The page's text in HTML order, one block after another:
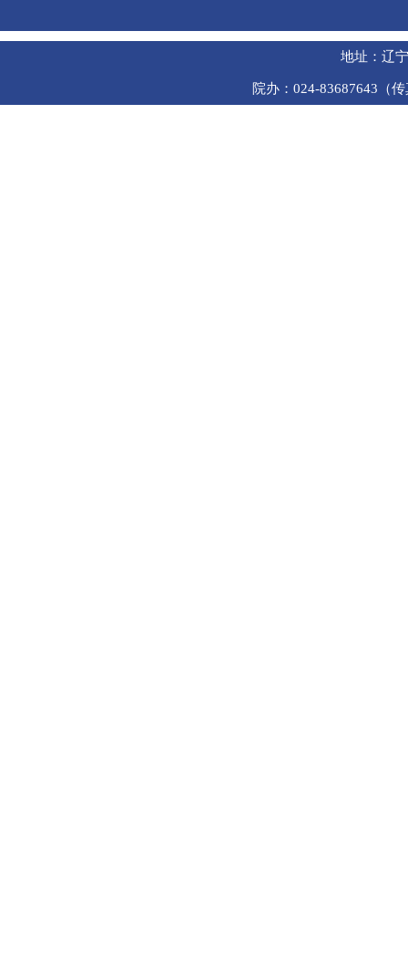
地址：辽
院办：024-83687643（